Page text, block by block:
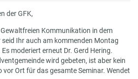
der GFK,
Kommunikation in dem
Ihr auch am kommenden Montag
moderiert erneut Dr. Gerd Hering.
wird gebeten, ist aber kein
vor Ort für das gesamte Seminar. Wendet